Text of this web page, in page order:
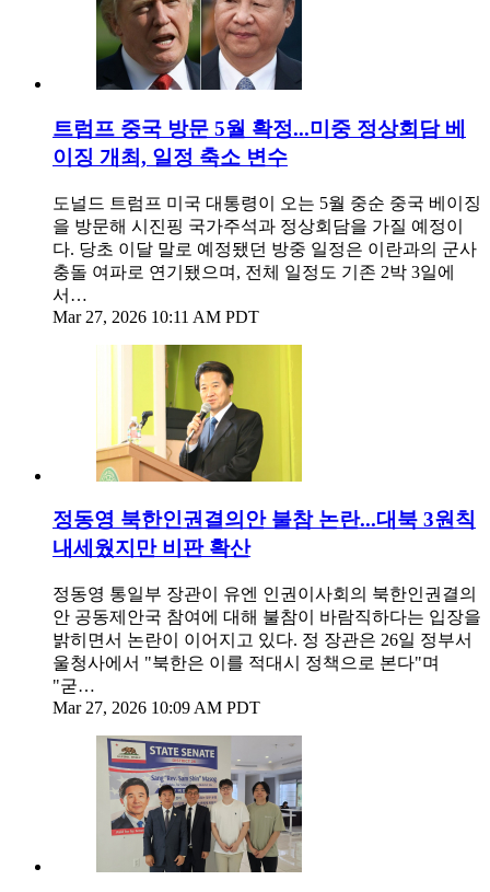
트럼프 중국 방문 5월 확정...미중 정상회담 베
이징 개최, 일정 축소 변수
도널드 트럼프 미국 대통령이 오는 5월 중순 중국 베이징
을 방문해 시진핑 국가주석과 정상회담을 가질 예정이
다. 당초 이달 말로 예정됐던 방중 일정은 이란과의 군사
충돌 여파로 연기됐으며, 전체 일정도 기존 2박 3일에
서…
Mar 27, 2026 10:11 AM PDT
정동영 북한인권결의안 불참 논란...대북 3원칙
내세웠지만 비판 확산
정동영 통일부 장관이 유엔 인권이사회의 북한인권결의
안 공동제안국 참여에 대해 불참이 바람직하다는 입장을
밝히면서 논란이 이어지고 있다. 정 장관은 26일 정부서
울청사에서 "북한은 이를 적대시 정책으로 본다"며
"굳…
Mar 27, 2026 10:09 AM PDT